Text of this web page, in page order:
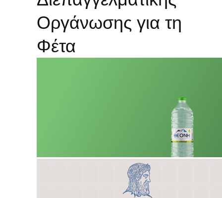
Οργάνωσης για τη
Φέτα